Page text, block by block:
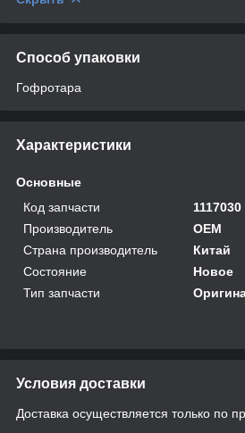
Способ упаковки
Гофротара
Характеристики
Основные
Код запчасти
1117030
Производитель
OEM
Страна производитель
Китай
Состояние
Новое
Тип запчасти
Условия доставки
Доставка осуществляется только по